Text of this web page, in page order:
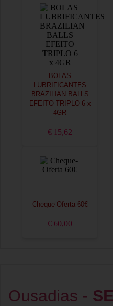
BOLAS
LUBRIFICANTES
BRAZILIAN BALLS
EFEITO TRIPLO 6 x
4GR
€ 15,62
Cheque-Oferta 60€
€ 60,00
Ousadias -